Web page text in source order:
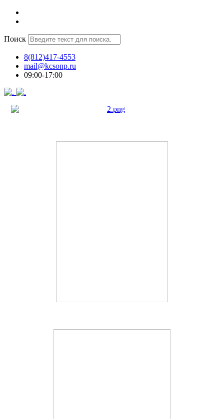
Поиск
8(812)417-4553
mail@kcsonp.ru
09:00-17:00